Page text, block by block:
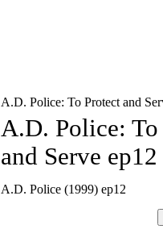
A.D. Police: To Protect and
A.D. Police: To
and Serve ep12
A.D. Police (1999) ep12